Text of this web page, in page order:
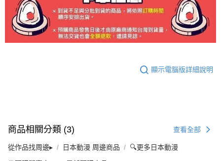
顯示電腦版詳細說明
商品相關分類 (3) 查看全部
從作品找周邊▸ 日本動漫 周邊商品 🔍更多日本動漫